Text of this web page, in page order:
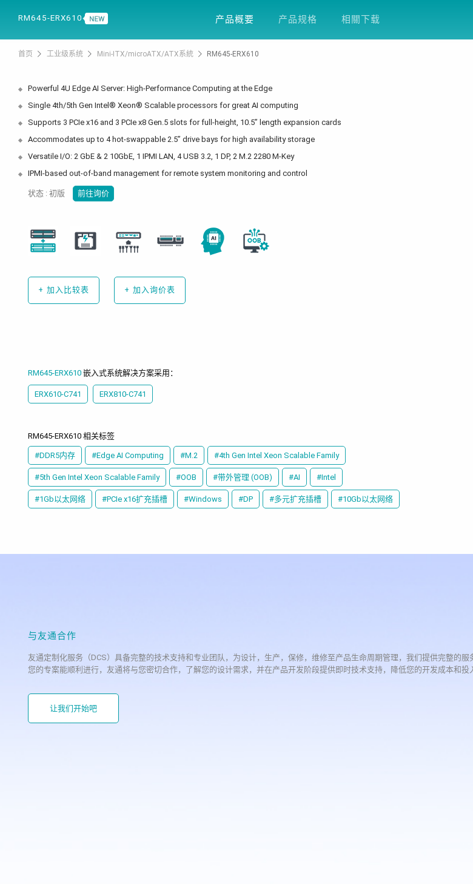
解决方案 产品支援
RM645-ERX610 产品概要 产品规格 相關下载
首页 工业级系统 Mini-ITX/microATX/ATX系統 RM645-ERX610
Powerful 4U Edge AI Server: High-Performance Computing at the Edge
Single 4th/5th Gen Intel® Xeon® Scalable processors for great AI computing
Supports 3 PCIe x16 and 3 PCIe x8 Gen.5 slots for full-height, 10.5” length expansion cards
Accommodates up to 4 hot-swappable 2.5” drive bays for high availability storage
Versatile I/O: 2 GbE & 2 10GbE, 1 IPMI LAN, 4 USB 3.2, 1 DP, 2 M.2 2280 M-Key
IPMI-based out-of-band management for remote system monitoring and control
状态 : 初版 前往询价
+ 加入比较表 + 加入询价表
RM645-ERX610 嵌入式系统解决方案采用：
ERX610-C741 ERX810-C741
RM645-ERX610 相关标签
#DDR5内存 #Edge AI Computing #M.2 #4th Gen Intel Xeon Scalable Family
#5th Gen Intel Xeon Scalable Family #OOB #带外管理 (OOB) #AI #Intel
#1Gb以太网络 #PCIe x16扩充插槽 #Windows #DP #多元扩充插槽 #10Gb以太网络
与友通合作
友通定制化服务（DCS）具备完整的技术支持和专业团队，为设计，生产，保修，维修至产品生命周期管理，我们提供完整的服
您的专案能顺利进行，友通将与您密切合作，了解您的设计需求，并在产品开发阶段提供即时技术支持，降低您的开发成本和投
让我们开始吧